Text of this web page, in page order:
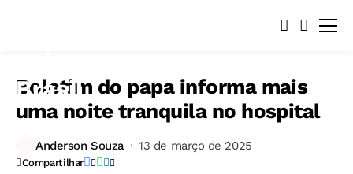
Boletim do papa informa mais
uma noite tranquila no hospital
Anderson Souza 13 de março de 2025
Compartilhar